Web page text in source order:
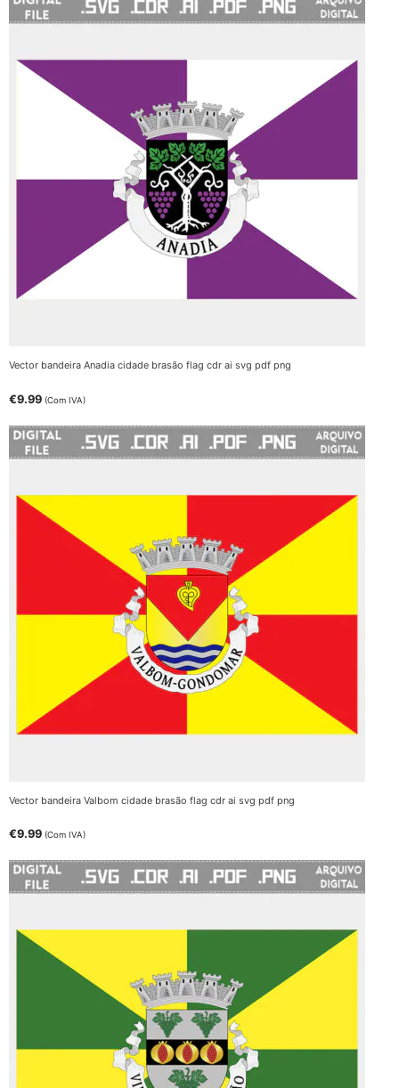
Vector bandeira Anadia cidade brasão flag cdr ai svg pdf png
€9.99 (Com IVA)
Vector bandeira Valbom cidade brasão flag cdr ai svg pdf png
€9.99 (Com IVA)